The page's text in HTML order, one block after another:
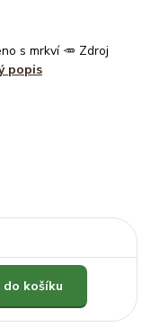
s mrkví 🥕 Zdroj
popis
košíku